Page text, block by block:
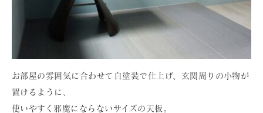
お部屋の雰囲気に合わせて白塗装で仕上げ、玄関周りの小物が
置けるように、
使いやすく邪魔にならないサイズの天板。​